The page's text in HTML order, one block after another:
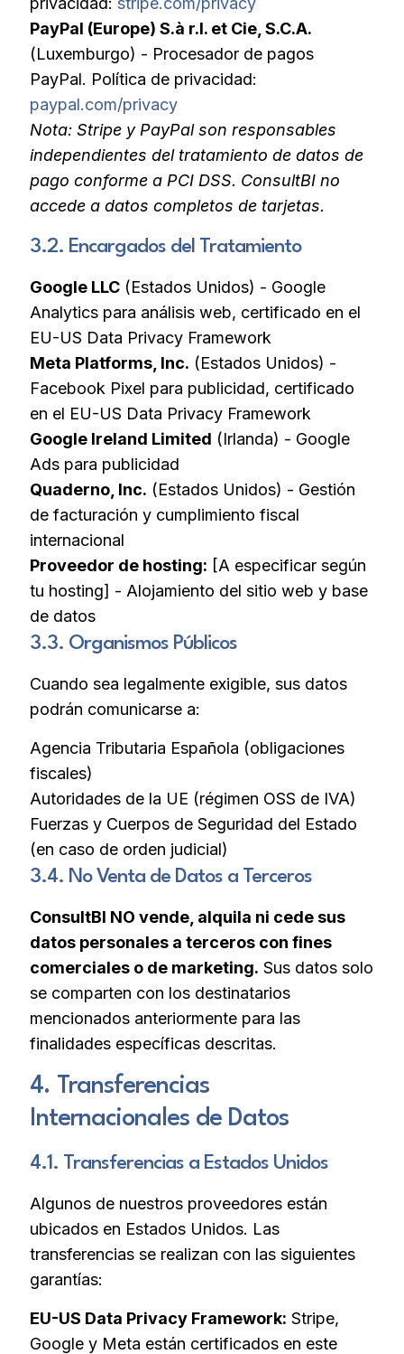
PayPal (Europe) S.à r.l. et Cie, S.C.A.
(Luxemburgo) - Procesador de pagos
PayPal. Política de privacidad:
paypal.com/privacy
Nota: Stripe y PayPal son responsables
independientes del tratamiento de datos de
pago conforme a PCI DSS. ConsultBI no
accede a datos completos de tarjetas.
3.2. Encargados del Tratamiento
Google LLC (Estados Unidos) - Google
Analytics para análisis web, certificado en el
EU-US Data Privacy Framework
Meta Platforms, Inc. (Estados Unidos) -
Facebook Pixel para publicidad, certificado
en el EU-US Data Privacy Framework
Google Ireland Limited (Irlanda) - Google
Ads para publicidad
Quaderno, Inc. (Estados Unidos) - Gestión
de facturación y cumplimiento fiscal
internacional
Proveedor de hosting: [A especificar según
tu hosting] - Alojamiento del sitio web y base
de datos
3.3. Organismos Públicos
Cuando sea legalmente exigible, sus datos
podrán comunicarse a:
Agencia Tributaria Española (obligaciones
fiscales)
Autoridades de la UE (régimen OSS de IVA)
Fuerzas y Cuerpos de Seguridad del Estado
(en caso de orden judicial)
3.4. No Venta de Datos a Terceros
ConsultBI NO vende, alquila ni cede sus
datos personales a terceros con fines
comerciales o de marketing. Sus datos solo
se comparten con los destinatarios
mencionados anteriormente para las
finalidades específicas descritas.
4. Transferencias
Internacionales de Datos
4.1. Transferencias a Estados Unidos
Algunos de nuestros proveedores están
ubicados en Estados Unidos. Las
transferencias se realizan con las siguientes
garantías:
EU-US Data Privacy Framework: Stripe,
Google y Meta están certificados en este